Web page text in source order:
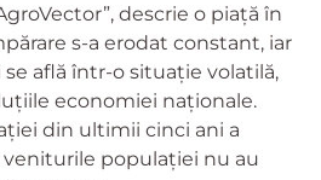
descrie o piață în
s-a erodat constant, iar
află într-o situație volatilă,
economiei naționale.
din ultimii cinci ani a
veniturile populației nu au